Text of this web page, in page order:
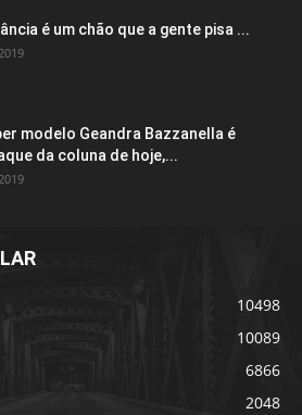
é um chão que a gente pisa ...
modelo Geandra Bazzanella é
da coluna de hoje,...
10498
10089
6866
2048